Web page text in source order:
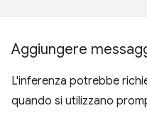
Aggiungere
L'inferenza potrebbe
quando si utilizzano